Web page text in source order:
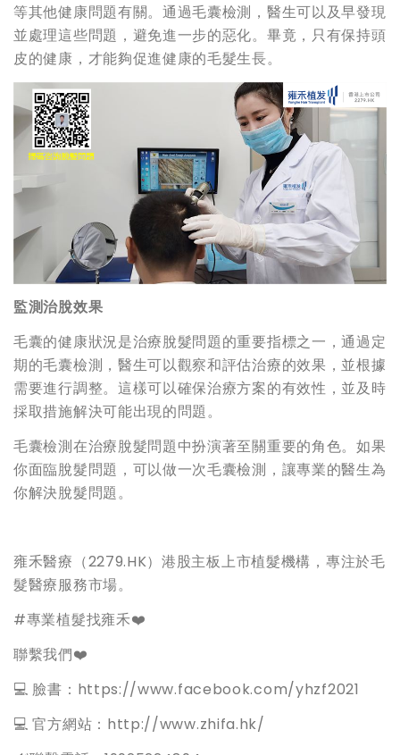
等其他健康問題有關。通過毛囊檢測，醫生可以及早發現
並處理這些問題，避免進一步的惡化。畢竟，只有保持頭
皮的健康，才能夠促進健康的毛髮生長。
監測治脫效果
毛囊的健康狀況是治療脫髮問題的重要指標之一，通過定
期的毛囊檢測，醫生可以觀察和評估治療的效果，並根據
需要進行調整。這樣可以確保治療方案的有效性，並及時
採取措施解決可能出現的問題。
毛囊檢測在治療脫髮問題中扮演著至關重要的角色。如果
你面臨脫髮問題，可以做一次毛囊檢測，讓專業的醫生為
你解決脫髮問題。
雍禾醫療（2279.HK）港股主板上市植髮機構，專注於毛
髮醫療服務市場。
#專業植髮找雍禾❤️
聯繫我們❤️
💻 臉書：https://www.facebook.com/yhzf2021
💻 官方網站：http://www.zhifa.hk/